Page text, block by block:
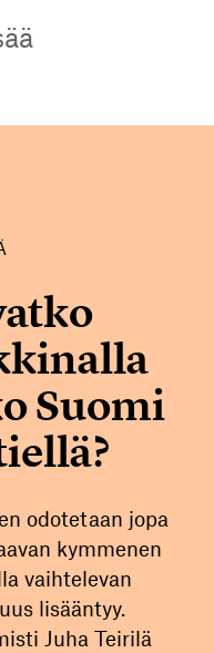
Suomi
odotetaan jopa
kymmenen
vaihtelevan
lisääntyy.
Juha Teirilä